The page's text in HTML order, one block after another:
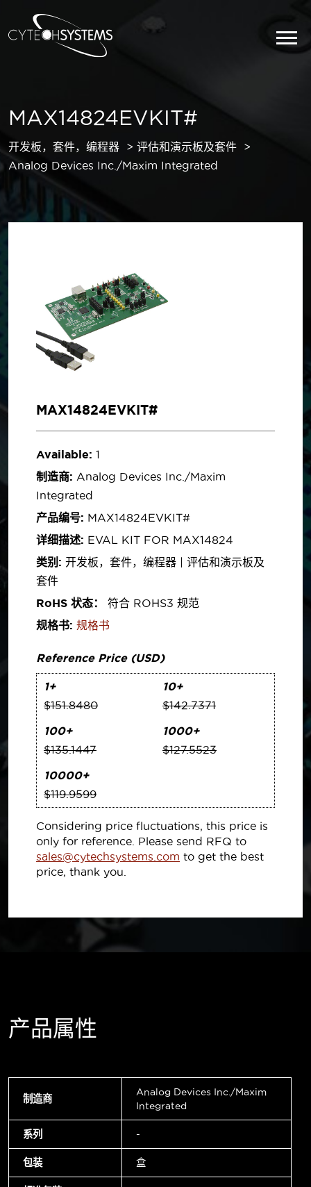
MAX14824EVKIT#
开发板，套件，编程器
评估和演示板及套件
Analog Devices Inc./Maxim Integrated
MAX14824EVKIT#
Available: 1
制造商: Analog Devices Inc./Maxim
Integrated
产品编号: MAX14824EVKIT#
详细描述: EVAL KIT FOR MAX14824
类别: 开发板，套件，编程器 | 评估和演示板及
套件
RoHS 状态：
符合 ROHS3 规范
规格书: 规格书
Reference Price (USD)
1+
$151.8480
10+
$142.7371
100+
$135.1447
1000+
$127.5523
10000+
$119.9599
Considering price fluctuations, this price is
only for reference. Please send RFQ to
sales@cytechsystems.com to get the best
price, thank you.
产品属性
制造商
Analog Devices Inc./Maxim
Integrated
系列 -
包装 盒